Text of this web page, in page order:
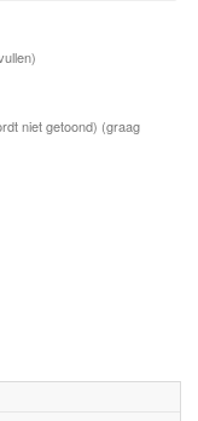
niet getoond) (graag